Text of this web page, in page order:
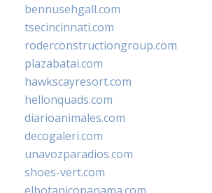
bennusehgall.com
tsecincinnati.com
roderconstructiongroup.com
plazabatai.com
hawkscayresort.com
hellonquads.com
diarioanimales.com
decogaleri.com
unavozparadios.com
shoes-vert.com